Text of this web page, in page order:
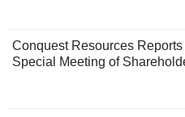
Conquest Resources
Special Meeting of